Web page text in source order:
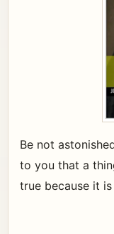
Be not
to you that a
true because it